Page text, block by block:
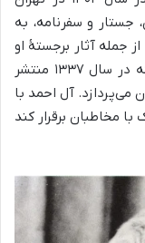
جستار و سفرنامه، به
جمله آثار برجستهٔ او
می‌توان به رمان «مدیر مدرسه» اشاره کرد که در سال ۱۳۳۷ منتشر
می‌پردازد. آل احمد با
مخاطبان برقرار کند